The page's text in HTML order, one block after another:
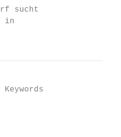
sucht
in